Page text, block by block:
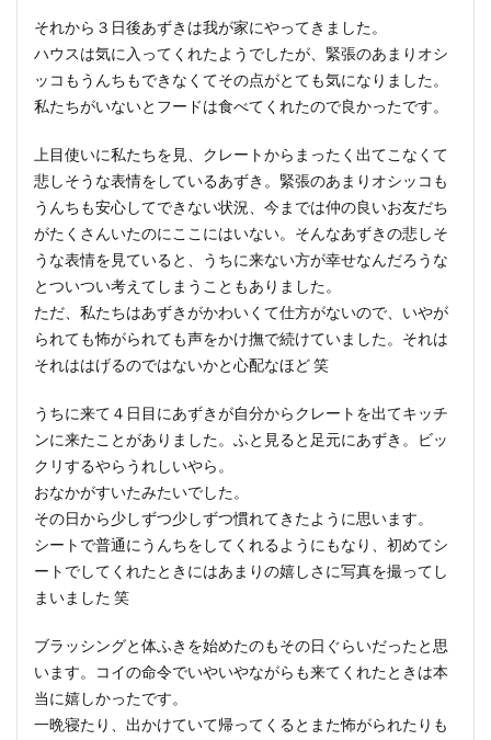
それから３日後あずきは我が家にやってきました。
ハウスは気に入ってくれたようでしたが、緊張のあまりオシ
ッコもうんちもできなくてその点がとても気になりました。
私たちがいないとフードは食べてくれたので良かったです。
上目使いに私たちを見、クレートからまったく出てこなくて
悲しそうな表情をしているあずき。緊張のあまりオシッコも
うんちも安心してできない状況、今までは仲の良いお友だち
がたくさんいたのにここにはいない。そんなあずきの悲しそ
うな表情を見ていると、うちに来ない方が幸せなんだろうな
とついつい考えてしまうこともありました。
ただ、私たちはあずきがかわいくて仕方がないので、いやが
られても怖がられても声をかけ撫で続けていました。それは
それははげるのではないかと心配なほど 笑
うちに来て４日目にあずきが自分からクレートを出てキッチ
ンに来たことがありました。ふと見ると足元にあずき。ビッ
クリするやらうれしいやら。
おなかがすいたみたいでした。
その日から少しずつ少しずつ慣れてきたように思います。
シートで普通にうんちをしてくれるようにもなり、初めてシ
ートでしてくれたときにはあまりの嬉しさに写真を撮ってし
まいました 笑
ブラッシングと体ふきを始めたのもその日ぐらいだったと思
います。コイの命令でいやいやながらも来てくれたときは本
当に嬉しかったです。
一晩寝たり、出かけていて帰ってくるとまた怖がられたりも